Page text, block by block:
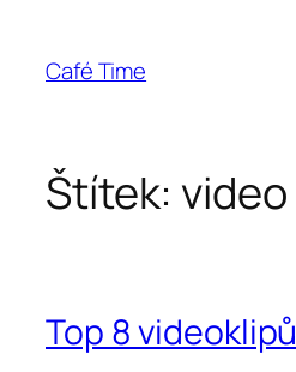
obsahCafé Time
Štítek: video
Top 8 videoklipů